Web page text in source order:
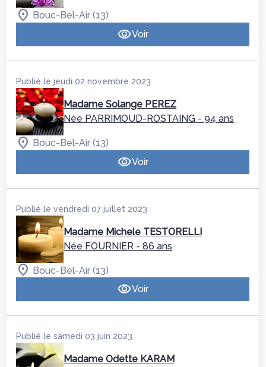
Bouc-Bel-Air (13)
Voir
Publié le jeudi 02 novembre 2023
Madame Solange PEREZ
Née PARRIMOUD-ROSTAING - 94 ans
Bouc-Bel-Air (13)
Voir
Publié le vendredi 07 juillet 2023
Madame Michele TESTORELLI
Née FOURNIER - 86 ans
Bouc-Bel-Air (13)
Voir
Publié le samedi 03 juin 2023
Madame Odette KARAM